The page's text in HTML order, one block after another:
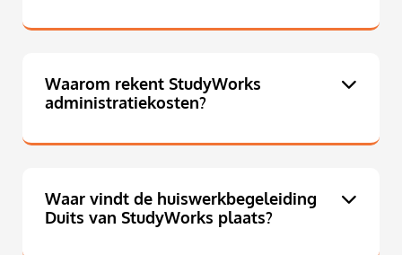
Waarom rekent StudyWorks
administratiekosten?
Waar vindt de huiswerkbegeleiding
Duits van StudyWorks plaats?